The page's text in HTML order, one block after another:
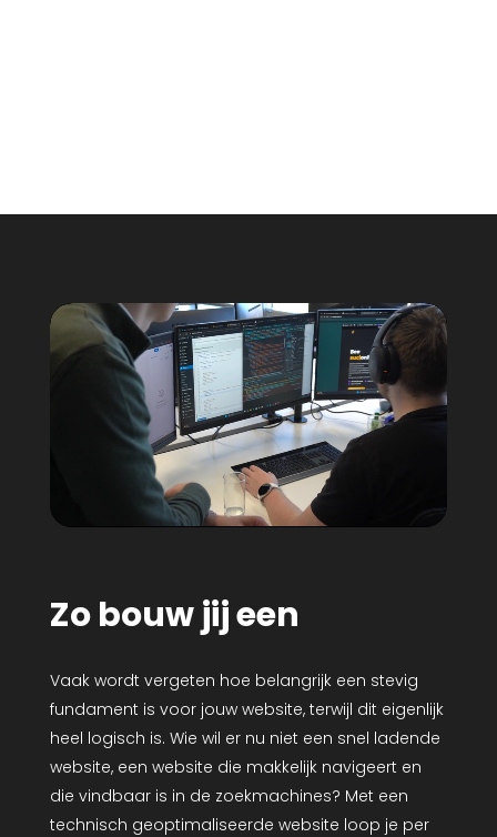
Zo bouw jij een
Vaak wordt vergeten hoe belangrijk een stevig
fundament is voor jouw website, terwijl dit eigenlijk
heel logisch is. Wie wil er nu niet een snel ladende
website, een website die makkelijk navigeert en
die vindbaar is in de zoekmachines? Met een
technisch geoptimaliseerde website loop je per